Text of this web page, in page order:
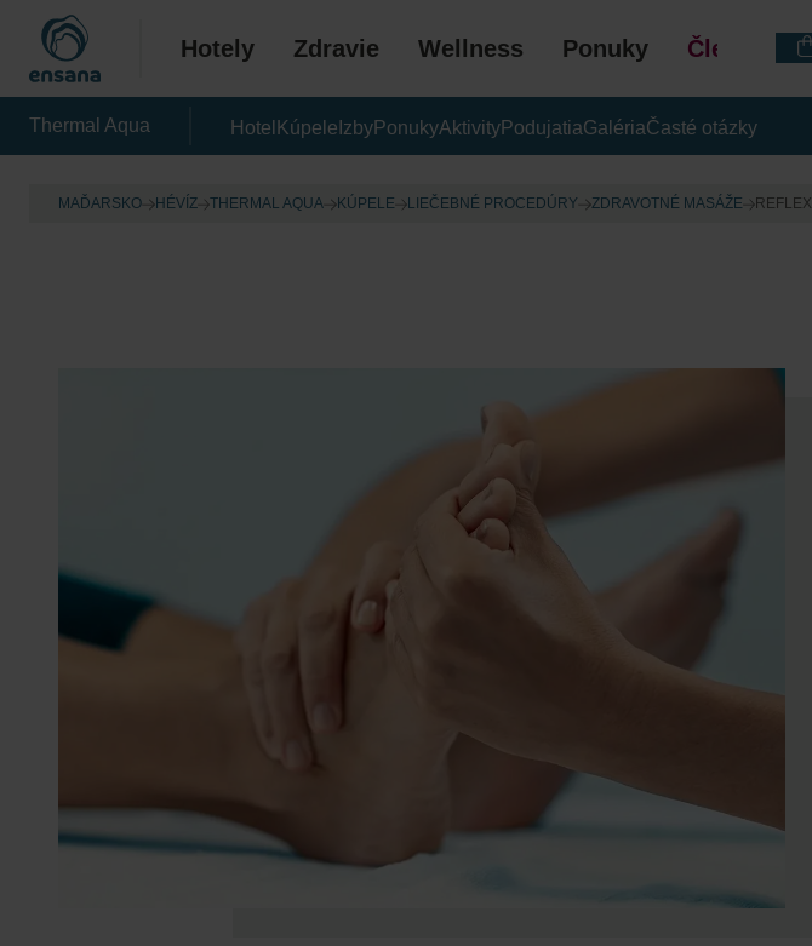
Hotely Zdravie Wellness Ponuky Členstvo
Thermal Aqua Hotel Kúpele IzbyPonukyAktivityPodujatiaGalériaČasté otázky
MAĎARSKO HÉVÍZ THERMAL AQUA KÚPELE LIEČEBNÉ PROCEDÚRY ZDRAVOTNÉ MASÁŽE